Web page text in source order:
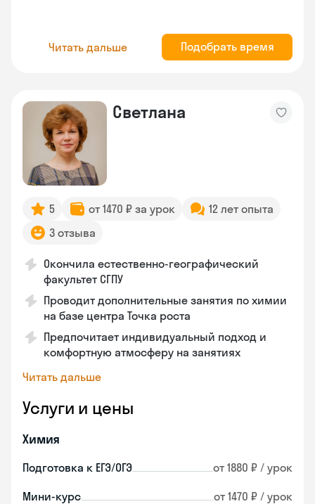
Читать дальше Подобрать время
Светлана
5 от 1470 ₽ за урок
12 лет опыта
3 отзыва
Окончила естественно-географический
факультет СГПУ
Проводит дополнительные занятия по химии
на базе центра Точка роста
Предпочитает индивидуальный подход и
комфортную атмосферу на занятиях
Читать дальше
Услуги и цены
Химия
Подготовка к ЕГЭ/ОГЭ от 1880 ₽ / урок
Мини-курс от 1470 ₽ / урок